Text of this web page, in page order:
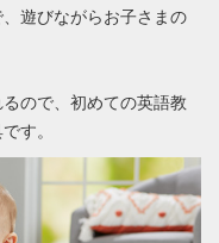
遊びながらお子さまの
ので、初めての英語教
す。